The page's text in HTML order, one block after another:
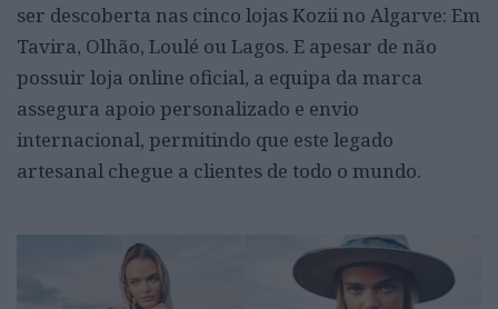
ser descoberta nas cinco lojas Kozii no Algarve: Em
Tavira, Olhão, Loulé ou Lagos. E apesar de não
possuir loja online oficial, a equipa da marca
assegura apoio personalizado e envio
internacional, permitindo que este legado
artesanal chegue a clientes de todo o mundo.